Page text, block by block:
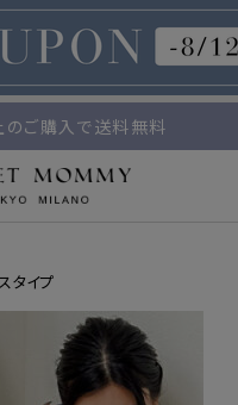
授乳服のスウィートマミー
のご購入で送料無料
タイプ